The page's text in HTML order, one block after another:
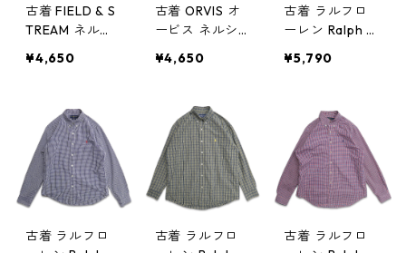
古着 FIELD & S
TREAM ネルシ
ル 長袖シャツ
記：-- gd408
728n w60309
¥4,650
古着 ORVIS オ
ービス ネルシ
ル 長袖シャツ
チェック 表
記：XL gd40
8727n w6030
9
¥4,650
古着 ラルフロ
ーレン Ralph L
ウンシャツ 長
チェック 表
記：L gd408
704n w60306
¥5,790
古着 ラルフロ
古着 ラルフロ
古着 ラルフロ